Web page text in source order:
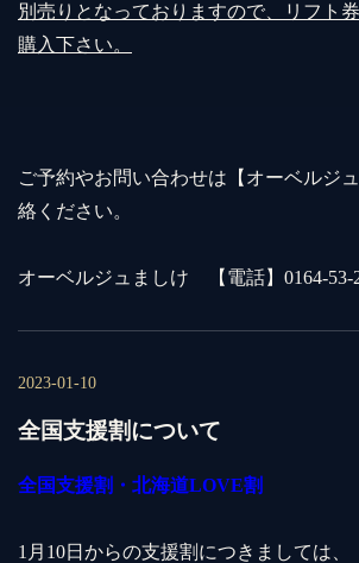
別売りとなっておりますので、リフト
購入下さい。
ご予約やお問い合わせは【オーベルジ
絡ください。
オーベルジュましけ 【電話】0164-53-
2023-01-10
全国支援割について
全国支援割・北海道LOVE割
1月10日からの支援割につきましては、